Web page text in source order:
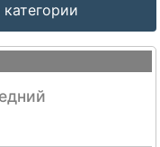
категории